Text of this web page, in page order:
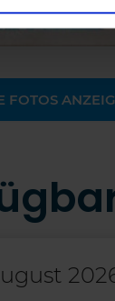
FOTOS